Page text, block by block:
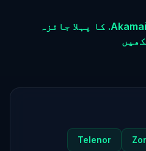
Akamai Technologies, Inc. کا پہلا جائزہ
Telenor